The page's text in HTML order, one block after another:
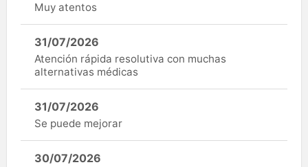
Muy atentos
31/07/2026
Atención rápida resolutiva con muchas
alternativas médicas
31/07/2026
Se puede mejorar
30/07/2026